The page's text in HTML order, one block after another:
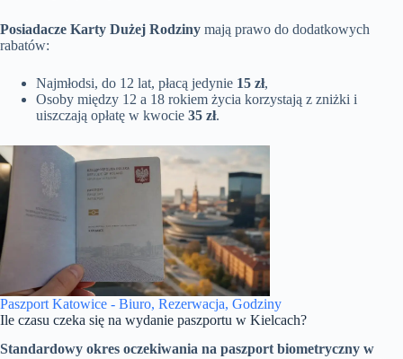
Posiadacze Karty Dużej Rodziny mają prawo do dodatkowych
rabatów:
Najmłodsi, do 12 lat, płacą jedynie 15 zł,
Osoby między 12 a 18 rokiem życia korzystają z zniżki i
uiszczają opłatę w kwocie 35 zł.
Paszport Katowice - Biuro, Rezerwacja, Godziny
Ile czasu czeka się na wydanie paszportu w Kielcach?
Standardowy okres oczekiwania na paszport biometryczny w